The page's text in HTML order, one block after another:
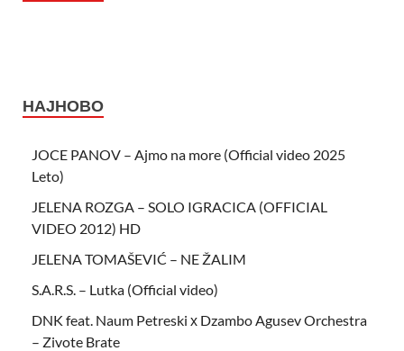
НАЈНОВО
JOCE PANOV – Ajmo na more (Official video 2025
Leto)
JELENA ROZGA – SOLO IGRACICA (OFFICIAL
VIDEO 2012) HD
JELENA TOMAŠEVIĆ – NE ŽALIM
S.A.R.S. – Lutka (Official video)
DNK feat. Naum Petreski х Dzambo Agusev Orchestra
– Zivote Brate